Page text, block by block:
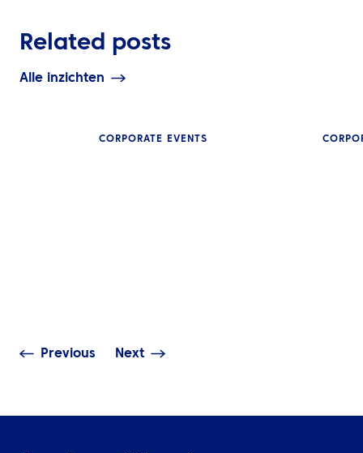
Related posts
Alle inzichten
CORPORATE EVENTS
Previous Next